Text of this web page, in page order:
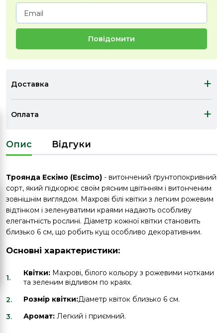
Повідомити
Доставка +
Оплата +
Опис Відгуки
Троянда Ескімо (Escimo) - витончений ґрунтопокривний
сорт, який підкорює своїм рясним цвітінням і витонченим
зовнішнім виглядом. Махрові білі квітки з легким рожевим
відтінком і зеленуватими краями надають особливу
елегантність рослині. Діаметр кожної квітки становить
близько 6 см, що робить кущ особливо декоративним.
Основні характеристики:
Квітки: Махрові, білого кольору з рожевими нотками
та зеленим відливом по краях.
Розмір квітки:Діаметр квіток близько 6 см.
Аромат: Легкий і приємний.